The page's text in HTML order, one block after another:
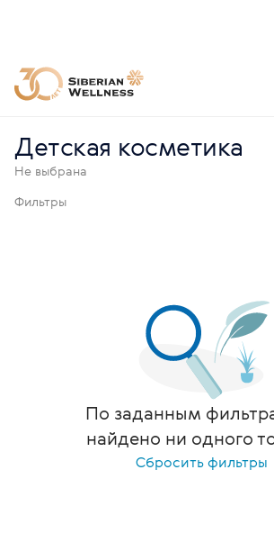
Детская косметика
Не выбрана
Фильтры
По заданным
найдено ни одного
Сбросить фильтры